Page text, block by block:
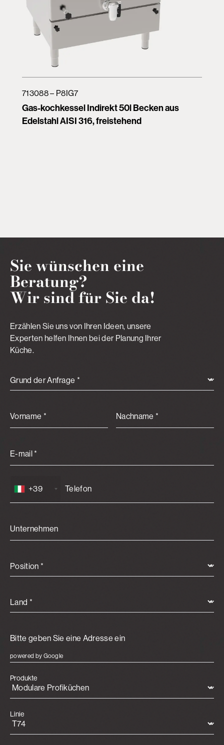
Gas-kochkessel Indirekt 50l Becken aus
Edelstahl AISI 316, freistehend
713088 – P8IG7
Sie wünschen eine
Beratung?
Wir sind für Sie da!
Erzählen Sie uns von Ihren Ideen, unsere
Experten helfen Ihnen bei der Planung Ihrer
Küche.
Grund der Anfrage *
Vorname * Nachname *
E-mail *
+39
Unternehmen
Position *
Land *
powered by Google
Produkte
Linie